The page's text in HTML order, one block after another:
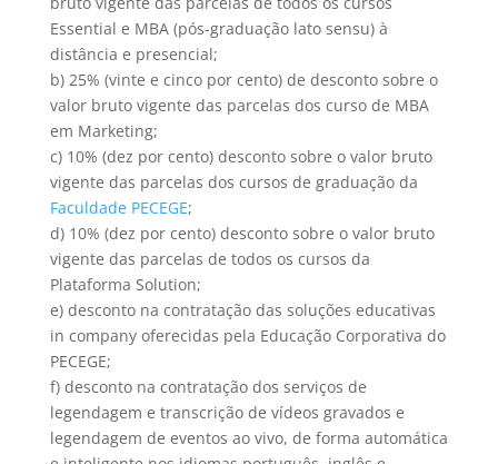
Essential e MBA (pós-graduação lato sensu) à
distância e presencial;
b) 25% (vinte e cinco por cento) de desconto sobre o
valor bruto vigente das parcelas dos curso de MBA
em Marketing;
c) 10% (dez por cento) desconto sobre o valor bruto
vigente das parcelas dos cursos de graduação da
Faculdade PECEGE;
d) 10% (dez por cento) desconto sobre o valor bruto
vigente das parcelas de todos os cursos da
Plataforma Solution;
e) desconto na contratação das soluções educativas
in company oferecidas pela Educação Corporativa do
PECEGE;
f) desconto na contratação dos serviços de
legendagem e transcrição de vídeos gravados e
legendagem de eventos ao vivo, de forma automática